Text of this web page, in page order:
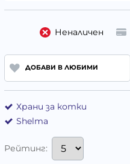
Неналичен
ДОБАВИ В ЛЮБИМИ
Храни за котки
Shelma
Рейтинг: